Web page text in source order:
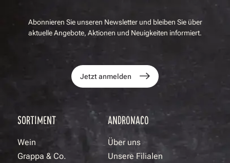
Abonnieren Sie unseren Newsletter und bleiben Sie über
aktuelle Angebote, Aktionen und Neuigkeiten informiert.
Jetzt anmelden
SORTIMENT
Wein
Grappa & Co.
ANDRONACO
Über uns
Unsere Filialen